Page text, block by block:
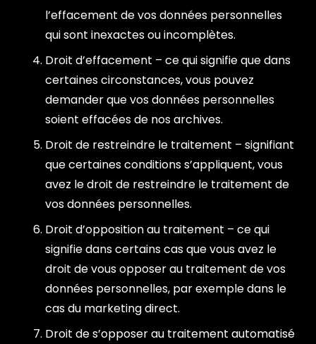
l’effacement de vos données personnelles
qui sont inexactes ou incomplètes.
Droit d’effacement – ce qui signifie que dans
certaines circonstances, vous pouvez
demander que vos données personnelles
soient effacées de nos archives.
Droit de restreindre le traitement – signifiant
que certaines conditions s’appliquent, vous
avez le droit de restreindre le traitement de
vos données personnelles.
Droit d’opposition au traitement – ce qui
signifie dans certains cas que vous avez le
droit de vous opposer au traitement de vos
données personnelles, par exemple dans le
cas du marketing direct.
Droit de s’opposer au traitement automatisé